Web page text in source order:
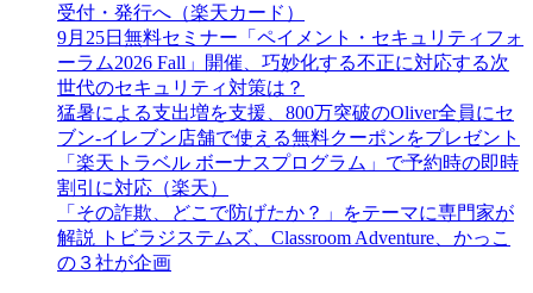
受付・発行へ（楽天カード）
9月25日無料セミナー「ペイメント・セキュリティフォ
ーラム2026 Fall」開催、巧妙化する不正に対応する次
世代のセキュリティ対策は？
猛暑による支出増を支援、800万突破のOliver全員にセ
ブン‐イレブン店舗で使える無料クーポンをプレゼント
「楽天トラベル ボーナスプログラム」で予約時の即時
割引に対応（楽天）
「その詐欺、どこで防げたか？」をテーマに専門家が
解説 トビラジステムズ、Classroom Adventure、かっこ
の３社が企画